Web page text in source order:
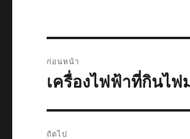
เรื่อง
ก่อนหน้า
เรื่อง
หน้า:
เครื่องไฟฟ้าที่กินไ
ถัดไป